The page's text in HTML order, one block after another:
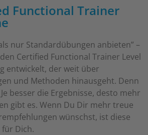
Functional Trainer
nur Standardübungen anbieten” –
Certified Functional Trainer Level
entwickelt, der weit über
und Methoden hinausgeht. Denn
besser die Ergebnisse, desto mehr
gibt es. Wenn Du Dir mehr treue
wünschst, ist diese
Dich.